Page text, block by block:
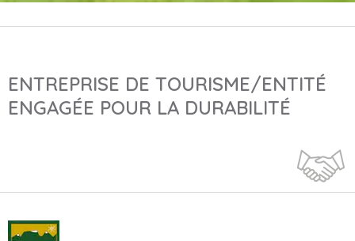
ENTREPRISE DE TOURISME/ENTITÉ
ENGAGÉE POUR LA DURABILITÉ